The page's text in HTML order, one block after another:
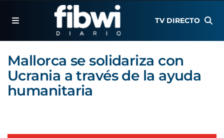
TV DIRECTO
Mallorca se solidariza con
Ucrania a través de la ayuda
humanitaria